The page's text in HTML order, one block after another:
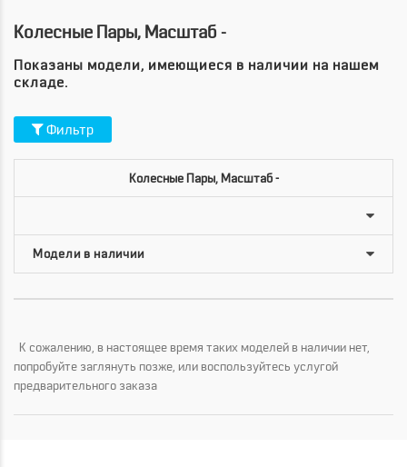
Колесные Пары, Масштаб -
Показаны модели, имеющиеся в наличии на нашем
складе.
Фильтр
Колесные Пары, Масштаб -
К сожалению, в настоящее время таких моделей в наличии нет,
попробуйте заглянуть позже, или воспользуйтесь услугой
предварительного заказа